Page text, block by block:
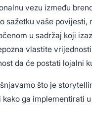
vezu između
sažetku vaše povijesti,
u sadržaj koji
vlastite
da će postati lojalni
što je
kako ga implementirati